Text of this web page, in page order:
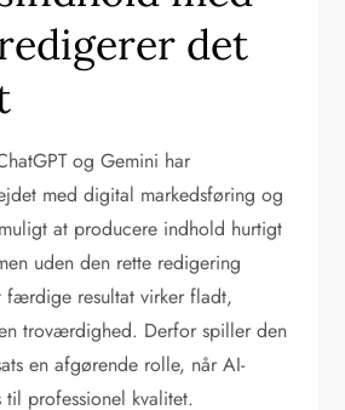
det
og Gemini har
med digital markedsføring og
at producere indhold hurtigt
uden den rette redigering
færdige resultat virker fladt,
troværdighed. Derfor spiller den
en afgørende rolle, når AI-
professionel kvalitet.